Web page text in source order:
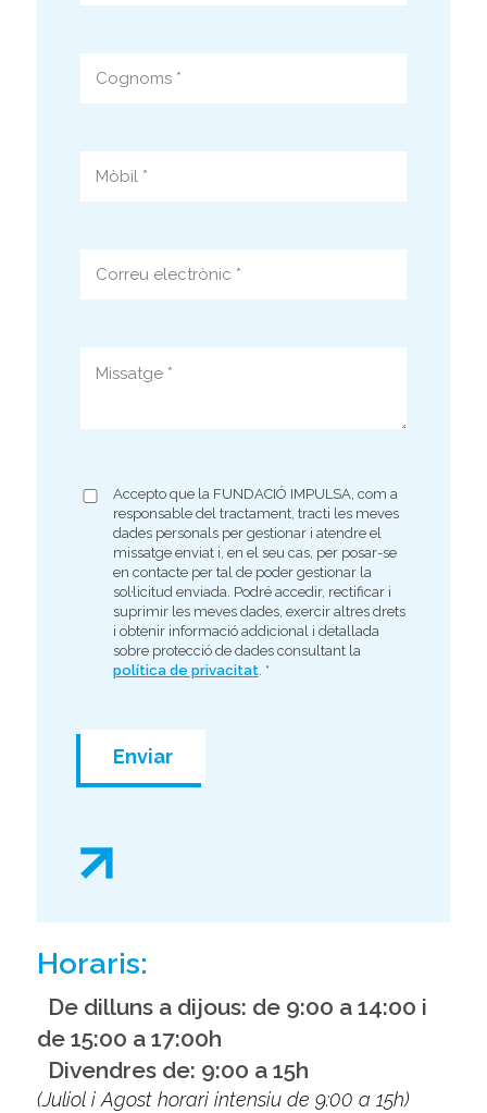
Accepto que la FUNDACIÓ IMPULSA, com a
responsable del tractament, tracti les meves
dades personals per gestionar i atendre el
missatge enviat i, en el seu cas, per posar-se
en contacte per tal de poder gestionar la
sol·licitud enviada. Podré accedir, rectificar i
suprimir les meves dades, exercir altres drets
i obtenir informació addicional i detallada
sobre protecció de dades consultant la
política de privacitat. *
Enviar
Horaris:
De dilluns a dijous: de 9:00 a 14:00 i
de 15:00 a 17:00h
Divendres de: 9:00 a 15h
(Juliol i Agost horari intensiu de 9:00 a 15h)